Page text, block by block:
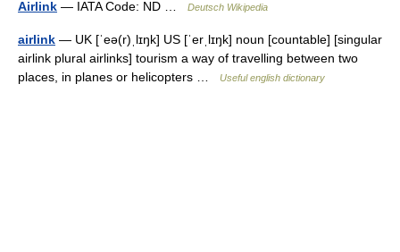
Airlink — IATA Code: ND … Deutsch Wikipedia
airlink — UK [ˈeə(r)ˌlɪŋk] US [ˈerˌlɪŋk] noun [countable] [singular
airlink plural airlinks] tourism a way of travelling between two
places, in planes or helicopters …
Useful english dictionary